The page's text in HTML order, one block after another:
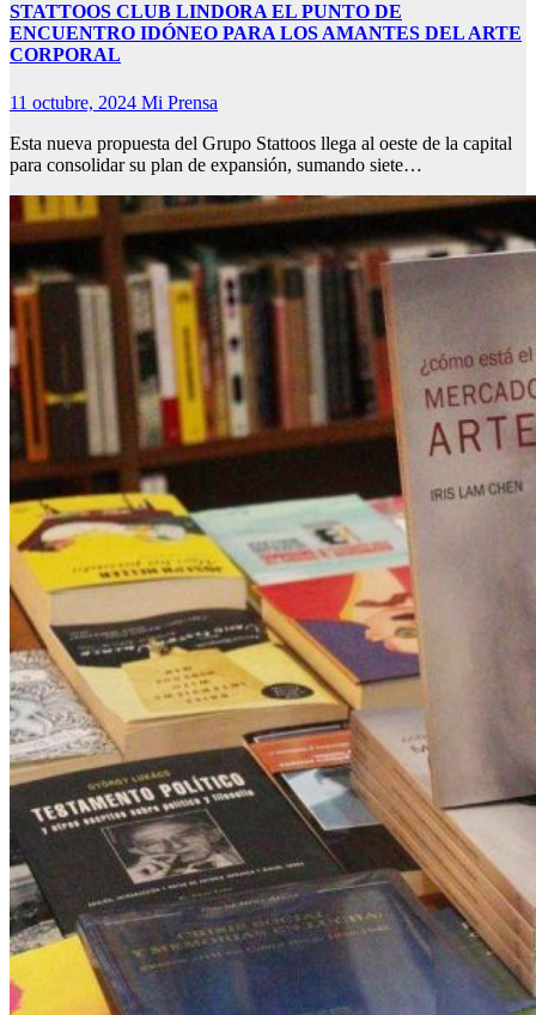
STATTOOS CLUB LINDORA EL PUNTO DE
ENCUENTRO IDÓNEO PARA LOS AMANTES DEL ARTE
CORPORAL
11 octubre, 2024 Mi Prensa
Esta nueva propuesta del Grupo Stattoos llega al oeste de la capital
para consolidar su plan de expansión, sumando siete…